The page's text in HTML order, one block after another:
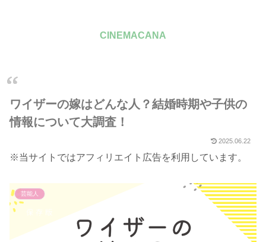
CINEMACANA
ワイザーの嫁はどんな人？結婚時期や子供の
情報について大調査！
2025.06.22
※当サイトではアフィリエイト広告を利用しています。
芸能人